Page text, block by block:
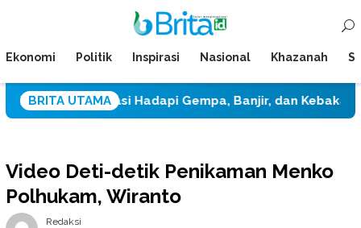
Mobile
Ekonomi Politik Inspirasi Nasional Khazanah
BRITA UTAMA
Mitigasi Hadapi Gempa, Banjir, dan Kebakaran
Video Deti-detik Penikaman Menko
Polhukam, Wiranto
Redaksi